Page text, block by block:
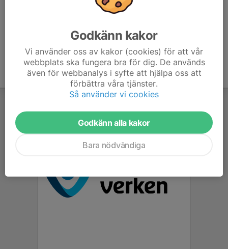
Godkänn kakor
Vi använder oss av kakor (cookies) för att vår
webbplats ska fungera bra för dig. De används
även för webbanalys i syfte att hjälpa oss att
förbättra våra tjänster.
Så använder vi cookies
Godkänn alla kakor
Bara nödvändiga